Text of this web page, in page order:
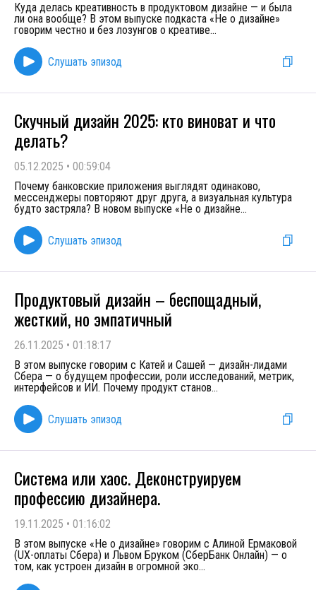
Куда делась креативность в продуктовом дизайне — и была
ли она вообще? В этом выпуске подкаста «Не о дизайне»
говорим честно и без лозунгов о креативе...
Слушать эпизод
Скучный дизайн 2025: кто виноват и что
делать?
05.12.2025 • 00:59:04
Почему банковские приложения выглядят одинаково,
мессенджеры повторяют друг друга, а визуальная культура
будто застряла? В новом выпуске «Не о дизайне...
Слушать эпизод
Продуктовый дизайн – беспощадный,
жесткий, но эмпатичный
26.11.2025 • 01:18:17
В этом выпуске говорим с Катей и Сашей — дизайн-лидами
Сбера — о будущем профессии, роли исследований, метрик,
интерфейсов и ИИ. Почему продукт станов...
Слушать эпизод
Система или хаос. Деконструируем
профессию дизайнера.
19.11.2025 • 01:16:02
В этом выпуске «Не о дизайне» говорим с Алиной Ермаковой
(UX-оплаты Сбера) и Львом Бруком (СберБанк Онлайн) — о
том, как устроен дизайн в огромной эко...